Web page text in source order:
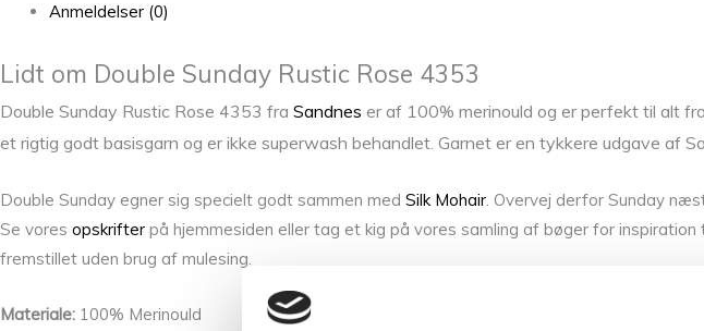
Anmeldelser (0)
Lidt om Double Sunday Rustic Rose 4353
Double Sunday Rustic Rose 4353 fra Sandnes er af 100% merinould og er perfekt til alt
et rigtig godt basisgarn og er ikke superwash behandlet. Garnet er en tykkere udgave af
Double Sunday egner sig specielt godt sammen med Silk Mohair. Overvej derfor Sunday
Se vores opskrifter på hjemmesiden eller tag et kig på vores samling af bøger for
fremstillet uden brug af mulesing.
Materiale: 100% Merinould